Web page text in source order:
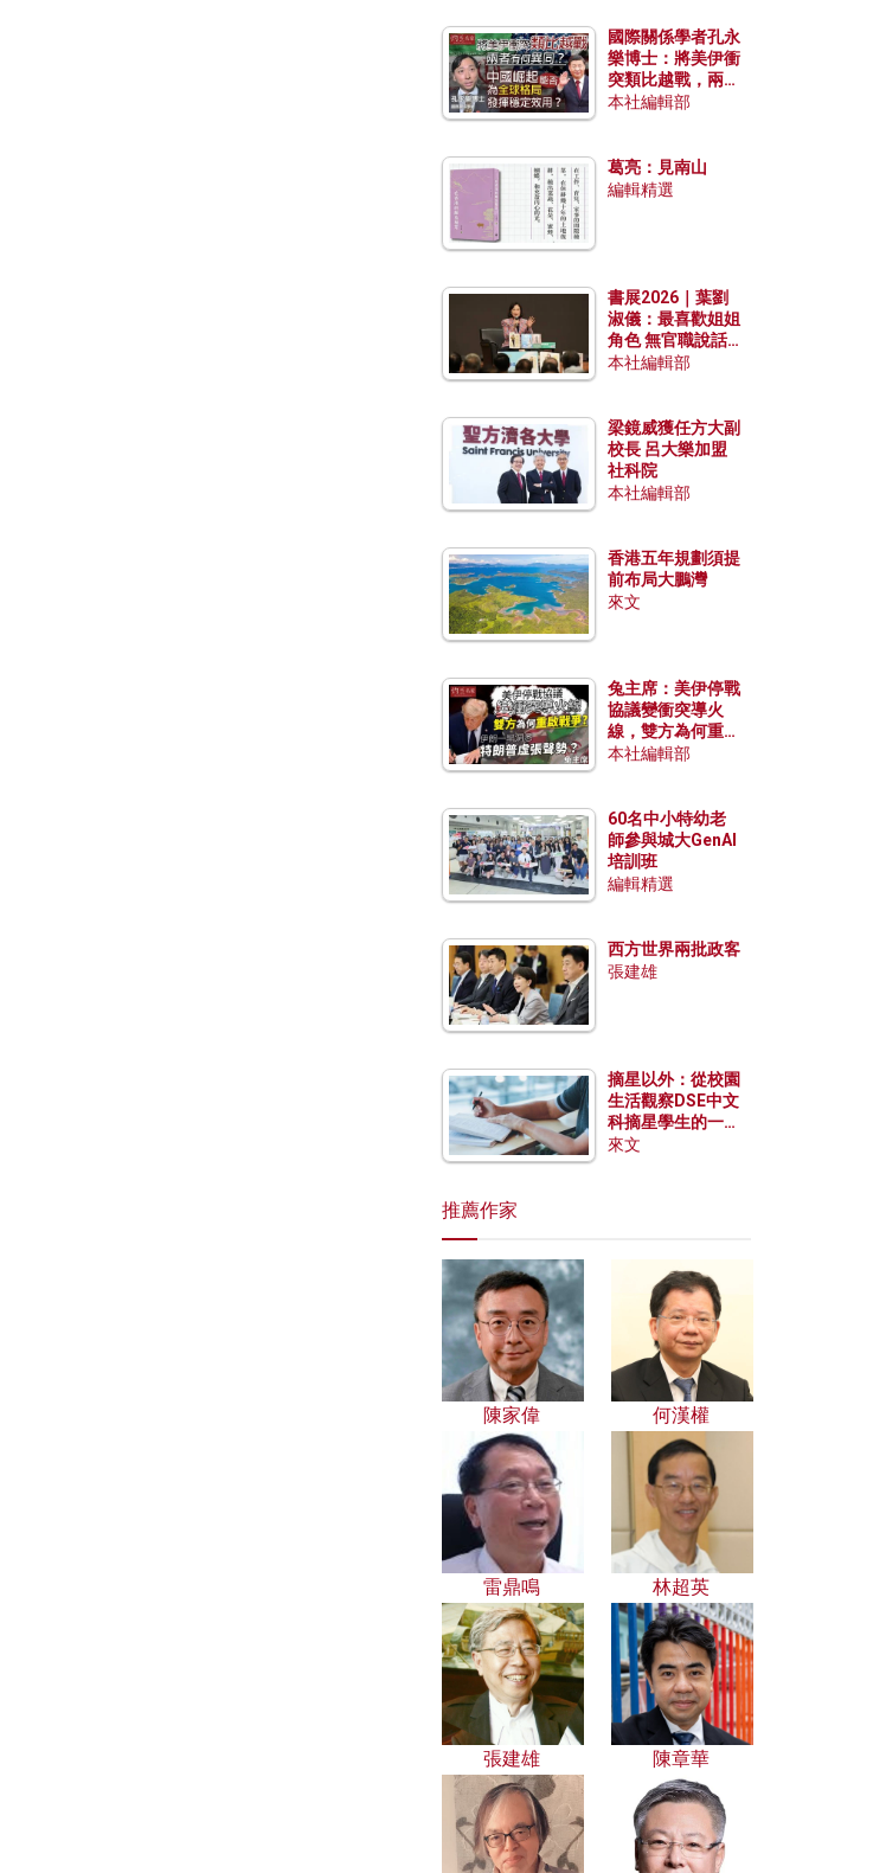
國際關係學者孔永
樂博士：將美伊衝
突類比越戰，兩者
有何異同？中國崛
本社編輯部
葛亮：見南山
編輯精選
書展2026｜葉劉
淑儀：最喜歡姐姐
角色 無官職說話
包袱少
本社編輯部
梁鏡威獲任方大副
校長 呂大樂加盟
社科院
本社編輯部
香港五年規劃須提
前布局大鵬灣
來文
兔主席：美伊停戰
協議變衝突導火
線，雙方為何重啟
戰爭？伊朗一早洞
本社編輯部
60名中小特幼老
師參與城大GenAI
培訓班
編輯精選
西方世界兩批政客
張建雄
摘星以外：從校園
生活觀察DSE中文
科摘星學生的一點
特質
來文
推薦作家
陳家偉 何漢權
雷鼎鳴 林超英
張建雄 陳章華